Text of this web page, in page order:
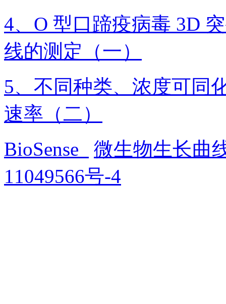
4、O 型口蹄疫病毒 3D
线的测定（一）
5、不同种类、浓度可同
速率（二）
BioSense
微生物生长曲
11049566号-4